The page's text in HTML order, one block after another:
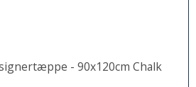
- 90x120cm Chalk